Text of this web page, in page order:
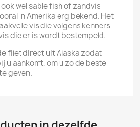
wel sable fish of zandvis
in Amerika erg bekend. Het
vis die volgens kenners
die er is wordt bestempeld.
filet direct uit Alaska zodat
u aankomt, om u zo de beste
geven.